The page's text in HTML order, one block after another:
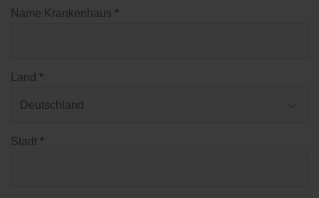
Name Krankenhaus *
Land *
Stadt *